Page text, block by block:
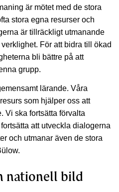
är mötet med de stora
stora egna resurser och
är tillräckligt utmanande
För att bidra till ökad
bli bättre på att
grupp.
lärande. Våra
som hjälper oss att
Vi ska fortsätta förvalta
att utveckla dialogerna
och utmanar även de stora
nationell bild